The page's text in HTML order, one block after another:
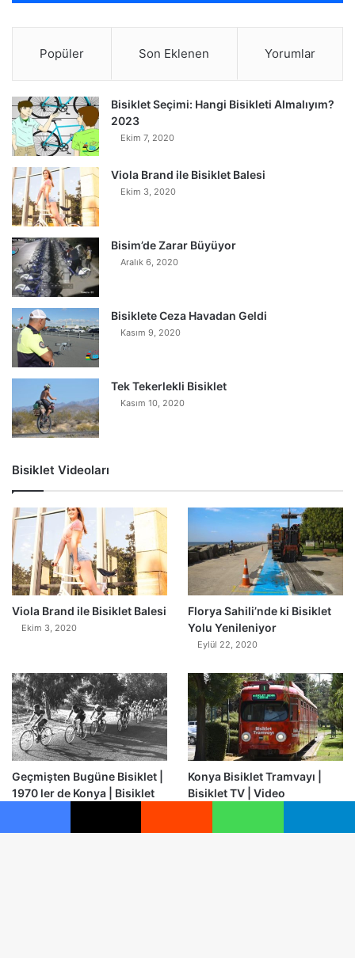
Popüler Son Eklenen Yorumlar
Bisiklet Seçimi: Hangi Bisikleti Almalıyım?
2023
Ekim 7, 2020
Viola Brand ile Bisiklet Balesi
Ekim 3, 2020
Bisim’de Zarar Büyüyor
Aralık 6, 2020
Bisiklete Ceza Havadan Geldi
Kasım 9, 2020
Tek Tekerlekli Bisiklet
Kasım 10, 2020
Bisiklet Videoları
Viola Brand ile Bisiklet Balesi
Ekim 3, 2020
0
Florya Sahili’nde ki Bisiklet
Yolu Yenileniyor
Eylül 22, 2020
Geçmişten Bugüne Bisiklet |
1970 ler de Konya | Bisiklet
Konya Bisiklet Tramvayı |
Bisiklet TV | Video
Facebook X Reddit WhatsApp Telegram